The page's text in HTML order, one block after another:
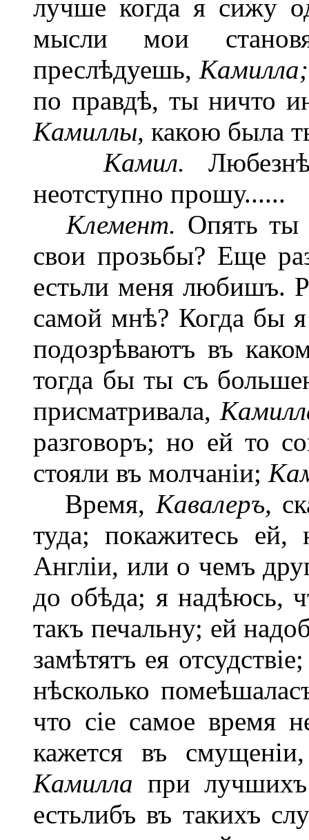
лучше когда я сижу
мысли мои
преслѣдуешь, Камилла;
по правдѣ, ты ничто
Камиллы, какою была
Камил.
неотступно прошу......
Клемент. Опять ты
свои прозьбы? Еще
естьли меня любишъ.
самой мнѣ? Когда бы
подозрѣваютъ въ
тогда бы ты съ
присматривала,
разговоръ; но ей то
стояли въ молчаніи;
Время, Кавалеръ,
туда; покажитесь ей,
Англіи, или о чемъ
до обѣда; я надѣюсь,
такъ печальну; ей
замѣтятъ ея
нѣсколько
что сіе самое время
кажется въ
Камилла при лучшихъ
естьлибъ въ такихъ